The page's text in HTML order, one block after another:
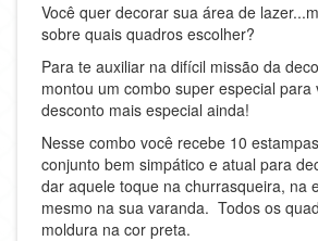
Você quer decorar sua área de
sobre quais quadros escolher?
Para te auxiliar na difícil missão da
montou um combo super especial para
desconto mais especial ainda!
Nesse combo você recebe 10
conjunto bem simpático e atual para
dar aquele toque na churrasqueira, na
mesmo na sua varanda. Todos os
moldura na cor preta.